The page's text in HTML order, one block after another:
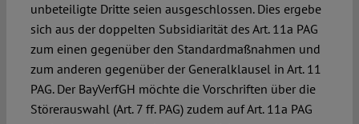
unbeteiligte Dritte seien ausgeschlossen. Dies ergebe
sich aus der doppelten Subsidiarität des Art. 11a PAG
zum einen gegenüber den Standardmaßnahmen und
zum anderen gegenüber der Generalklausel in Art. 11
PAG. Der BayVerfGH möchte die Vorschriften über die
Störerauswahl (Art. 7 ff. PAG) zudem auf Art. 11a PAG